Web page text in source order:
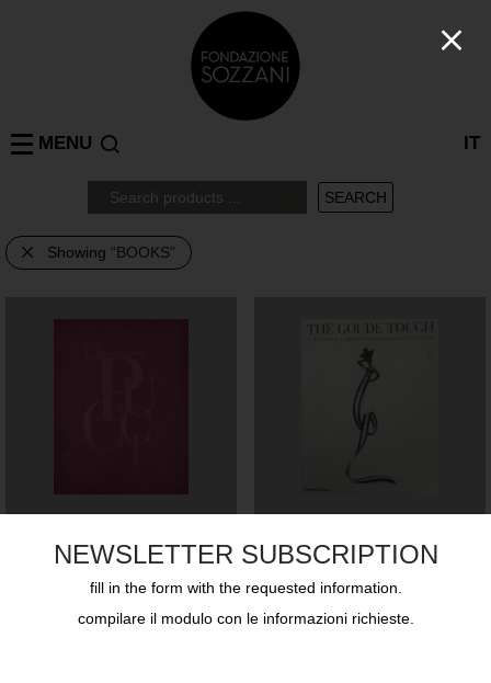
IT
MENU
Showing “BOOKS”
UNEXPECTED PUCCI THE GOUDE TOUCH
NEWSLETTER SUBSCRIPTION
fill in the form with the requested information.
compilare il modulo con le informazioni richieste.